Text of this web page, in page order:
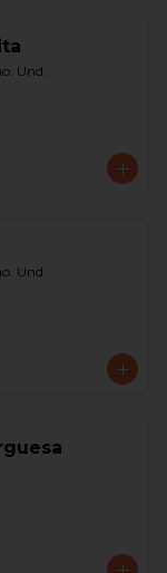
Und.
Und.